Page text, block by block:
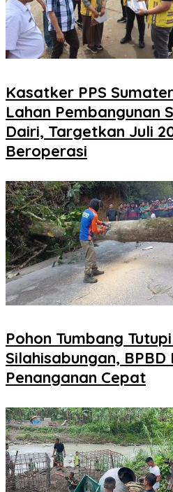
Kasatker PPS
Lahan Pembangunan
Dairi, Targetkan Juli
Beroperasi
Pohon Tumbang
Silahisabungan,
Penanganan Cepat